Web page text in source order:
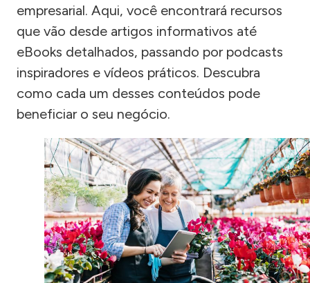
empresarial. Aqui, você encontrará recursos
que vão desde artigos informativos até
eBooks detalhados, passando por podcasts
inspiradores e vídeos práticos. Descubra
como cada um desses conteúdos pode
beneficiar o seu negócio.